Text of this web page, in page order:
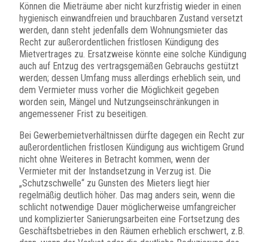
Können die Mieträume aber nicht kurzfristig wieder in einen
hygienisch einwandfreien und brauchbaren Zustand versetzt
werden, dann steht jedenfalls dem Wohnungsmieter das
Recht zur außerordentlichen fristlosen Kündigung des
Mietvertrages zu. Ersatzweise könnte eine solche Kündigung
auch auf Entzug des vertragsgemäßen Gebrauchs gestützt
werden; dessen Umfang muss allerdings erheblich sein, und
dem Vermieter muss vorher die Möglichkeit gegeben
worden sein, Mängel und Nutzungseinschränkungen in
angemessener Frist zu beseitigen.
Bei Gewerbemietverhältnissen dürfte dagegen ein Recht zur
außerordentlichen fristlosen Kündigung aus wichtigem Grund
nicht ohne Weiteres in Betracht kommen, wenn der
Vermieter mit der Instandsetzung in Verzug ist. Die
„Schutzschwelle“ zu Gunsten des Mieters liegt hier
regelmäßig deutlich höher. Das mag anders sein, wenn die
schlicht notwendige Dauer möglicherweise umfangreicher
und komplizierter Sanierungsarbeiten eine Fortsetzung des
Geschäftsbetriebes in den Räumen erheblich erschwert, z.B.